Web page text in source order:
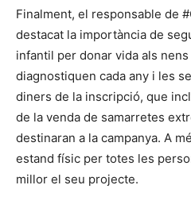
Finalment, el responsable de
destacat la importància de
infantil per donar vida als
diagnostiquen cada any i les
diners de la inscripció, que
de la venda de samarretes
destinaran a la campanya. A
estand físic per totes les
millor el seu projecte.